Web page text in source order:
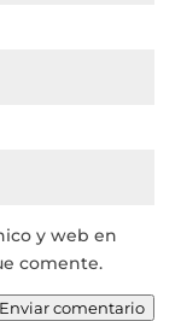
y web en
comente.
Enviar comentario